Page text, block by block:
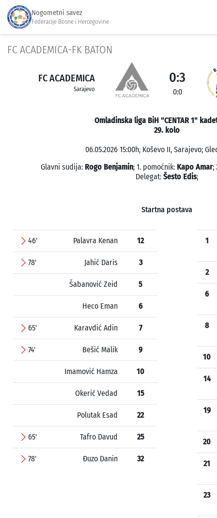
Nogometni savez
Federacije Bosne i Hercegovine
FC ACADEMICA-FK BATON
FC ACADEMICA
Sarajevo
0:3
0:0
Omladinska liga BiH "CENTAR 1"
29. kolo
06.05.2026 15:00h, Koševo II, Sarajevo;
Glavni sudija: Rogo Benjamin; 1. pomoćnik: Kapo Amar;
Delegat: Šesto Edis;
Startna postava
46' Palavra Kenan 12
78' Jahić Daris 3
Šabanović Zeid 5
Heco Eman 6
65' Karavdić Adin 7
74' Bešić Malik 9
Imamović Hamza 10
Okerić Vedad 15
Polutak Esad 22
65' Tafro Davud 25
78' Đuzo Danin 32
1
2
6
8
10
14
19
20
21
23